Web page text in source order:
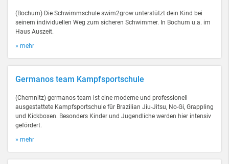
(Bochum) Die Schwimmschule swim2grow unterstützt dein Kind bei
seinem individuellen Weg zum sicheren Schwimmer. In Bochum u.a. im
Haus Auszeit.
» mehr
Germanos team Kampfsportschule
(Chemnitz) germanos team ist eine moderne und professionell
ausgestattete Kampfsportschule für Brazilian Jiu-Jitsu, No-Gi, Grappling
und Kickboxen. Besonders Kinder und Jugendliche werden hier intensiv
gefördert.
» mehr